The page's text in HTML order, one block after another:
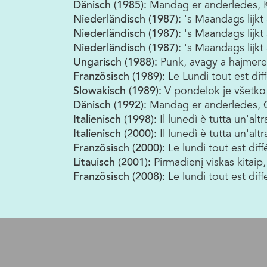
Dänisch (1985): Mandag er anderledes,
Niederländisch (1987): 's Maandags
Niederländisch (1987): 's Maandags
Niederländisch (1987): 's Maandags
Ungarisch (1988): Punk, avagy a
Französisch (1989): Le Lundi tout est
Slowakisch (1989): V pondelok je
Dänisch (1992): Mandag er
Italienisch (1998):
Il lunedì è tutta
Italienisch (2000):
Il lunedì è tutta
Französisch (2000): Le lundi tout est
Litauisch (2001): Pirmadienį viskas
Französisch (2008): Le lundi tout est